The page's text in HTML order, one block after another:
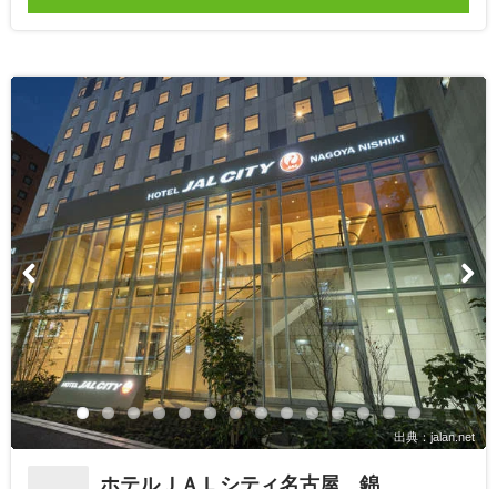
出典：jalan.net
ホテルＪＡＬシティ名古屋 錦